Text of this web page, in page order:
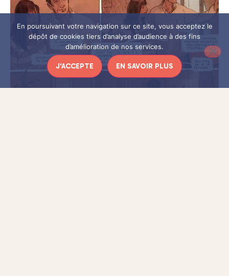
En poursuivant votre navigation sur ce site, vous acceptez le
dépôt de cookies tiers d’analyse d’audience à des fins
d’amélioration de nos services.
J'ACCEPTE EN SAVOIR PLUS